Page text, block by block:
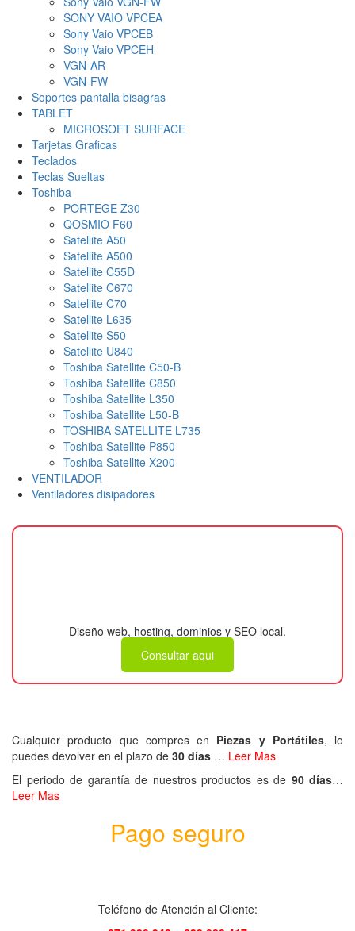
SONY VAIO VPCEA
Sony Vaio VPCEB
Sony Vaio VPCEH
VGN-AR
VGN-FW
Soportes pantalla bisagras
TABLET
MICROSOFT SURFACE
Tarjetas Graficas
Teclados
Teclas Sueltas
Toshiba
PORTEGE Z30
QOSMIO F60
Satellite A50
Satellite A500
Satellite C55D
Satellite C670
Satellite C70
Satellite L635
Satellite S50
Satellite U840
Toshiba Satellite C50-B
Toshiba Satellite C850
Toshiba Satellite L350
Toshiba Satellite L50-B
TOSHIBA SATELLITE L735
Toshiba Satellite P850
Toshiba Satellite X200
VENTILADOR
Ventiladores disipadores
Diseño web, hosting, dominios y SEO local.
Consultar aqui
Cualquier producto que compres en Piezas y Portátiles, lo
puedes devolver en el plazo de 30 días … Leer Mas
El periodo de garantía de nuestros productos es de 90 días…
Leer Mas
Pago seguro
Teléfono de Atención al Cliente: